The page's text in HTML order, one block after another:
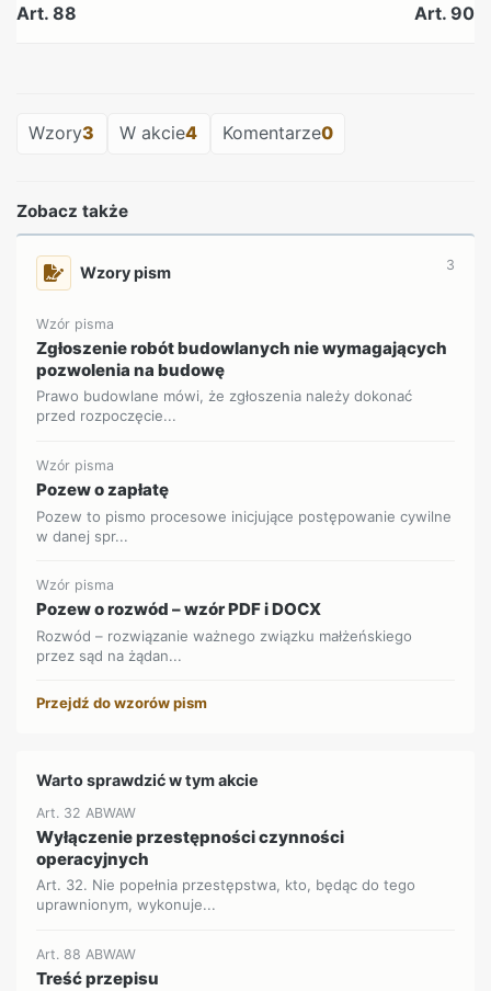
Art. 88 Art. 90
Wzory3 W akcie4 Komentarze0
Zobacz także
Wzory pism 3
Wzór pisma
Zgłoszenie robót budowlanych nie wymagających
pozwolenia na budowę
Prawo budowlane mówi, że zgłoszenia należy dokonać
przed rozpoczęcie...
Wzór pisma
Pozew o zapłatę
Pozew to pismo procesowe inicjujące postępowanie cywilne
w danej spr...
Wzór pisma
Pozew o rozwód – wzór PDF i DOCX
Rozwód – rozwiązanie ważnego związku małżeńskiego
przez sąd na żądan...
Przejdź do wzorów pism
Warto sprawdzić w tym akcie
Art. 32 ABWAW
Wyłączenie przestępności czynności
operacyjnych
Art. 32. Nie popełnia przestępstwa, kto, będąc do tego
uprawnionym, wykonuje...
Art. 88 ABWAW
Treść przepisu